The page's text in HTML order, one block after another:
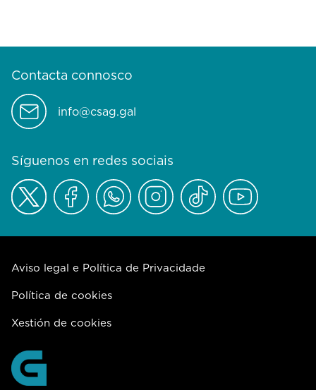
Contacta connosco
info@csag.gal
Síguenos en redes sociais
Aviso legal e Política de Privacidade
Política de cookies
Xestión de cookies